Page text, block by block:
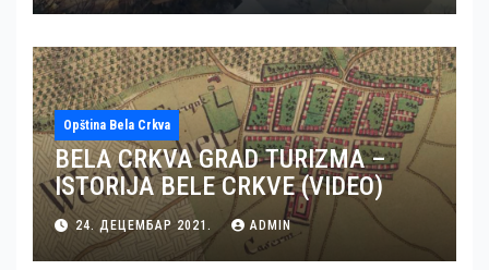
Opština Bela Crkva
BELA CRKVA GRAD TURIZMA –
ISTORIJA BELE CRKVE (VIDEO)
24. ДЕЦЕМБАР 2021. ADMIN